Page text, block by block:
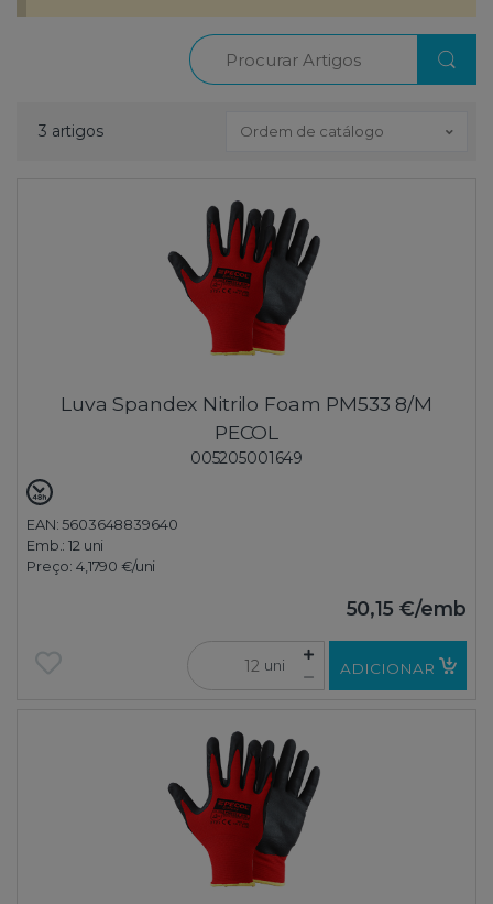
Procurar
3 artigos Ordem de catálogo
Luva Spandex Nitrilo Foam PM533 8/M
PECOL
005205001649
EAN: 5603648839640
Emb.:12 uni
Preço: 4,1790 €/uni
50,15 €/emb
uni ADICIONAR